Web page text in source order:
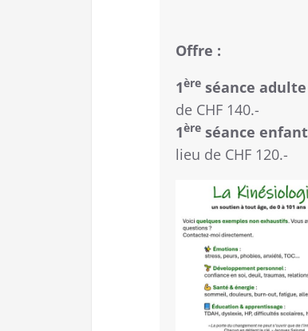
Offre :
1ère séance adulte
de CHF 140.-
1ère séance
lieu de CHF 120.-